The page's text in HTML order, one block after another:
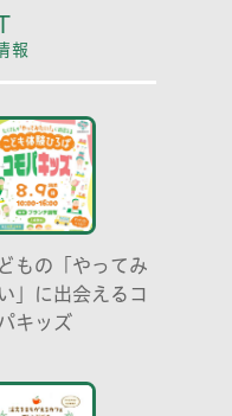
報
もの「やってみ
」に出会えるコ
キッズ